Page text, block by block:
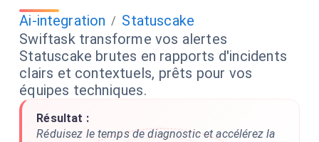
Ai-integration / Statuscake
Swiftask transforme vos alertes
Statuscake brutes en rapports d'incidents
clairs et contextuels, prêts pour vos
équipes techniques.
Résultat :
Réduisez le temps de diagnostic et accélérez la